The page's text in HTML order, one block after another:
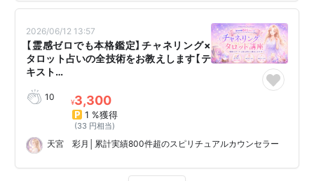
2026/06/12 13:57
【霊感ゼロでも本格鑑定】チャネリング×
タロット占いの全技術をお教えします【テ
キスト…
10 ¥3,300
1 %獲得
(33 円相当)
天宮 彩月│累計実績800件超のスピリチュアルカウンセラー